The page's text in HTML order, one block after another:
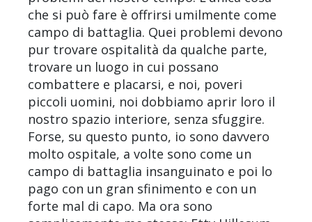
che si può fare è offrirsi umilmente come
campo di battaglia. Quei problemi devono
pur trovare ospitalità da qualche parte,
trovare un luogo in cui possano
combattere e placarsi, e noi, poveri
piccoli uomini, noi dobbiamo aprir loro il
nostro spazio interiore, senza sfuggire.
Forse, su questo punto, io sono davvero
molto ospitale, a volte sono come un
campo di battaglia insanguinato e poi lo
pago con un gran sfinimento e con un
forte mal di capo. Ma ora sono